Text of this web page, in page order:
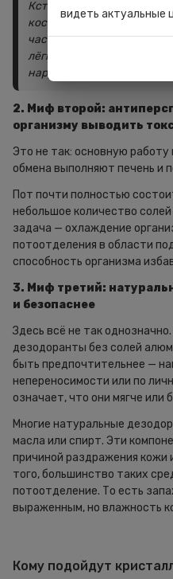
Кстати, антиперспиранты
косметических целях.
часто рекомендуют как
лёгком и умеренном
нарушении системы
2. Миф второй:
организму выводить
Это не так: основную
обмена выполняют печень и
Пот почти полностью
небольшое количество
задача — охлаждение
потоотделения в области
способность организма
3. Миф третий:
и безопаснее
Здесь всё не так
дезодоранты без солей
быть предпочтительнее —
непереносимости или по
означает, что они мягче или
Многие натуральные
масла или спирт. Эти
причиной раздражения кожи
того, большинство таких
потоотделение. То есть
выраженным, но влажность
Кому подойдут
видеть актуальные